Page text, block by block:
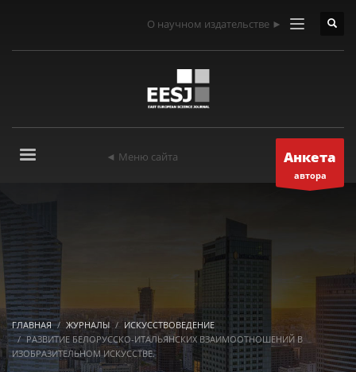
О научном издательстве ►
◄ Меню сайта Анкета
автора
ГЛАВНАЯ ЖУРНАЛЫ
ИСКУССТВОВЕДЕНИЕ
РАЗВИТИЕ БЕЛОРУССКО-ИТАЛЬЯНСКИХ ВЗАИМООТНОШЕНИЙ В
ИЗОБРАЗИТЕЛЬНОМ ИСКУССТВЕ.